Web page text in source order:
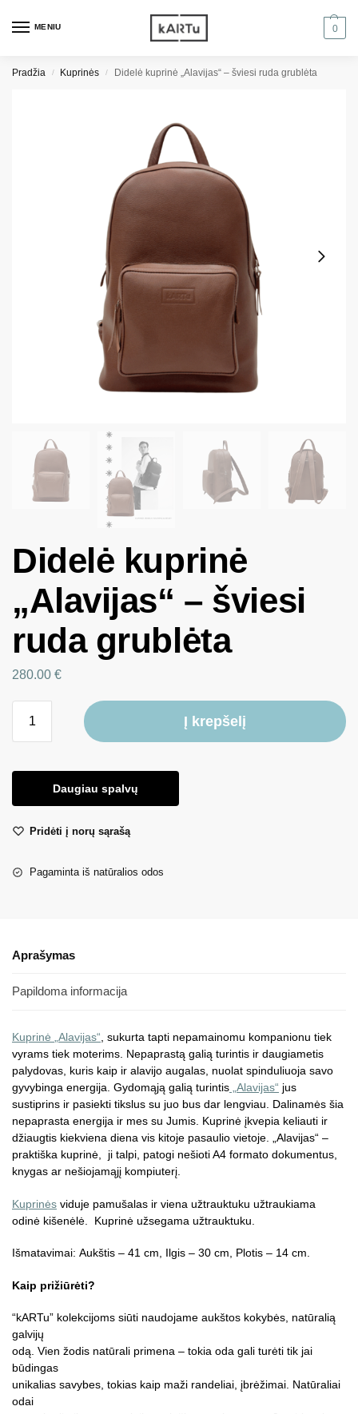
MENIU 0
Pradžia / Kuprinės / Didelė kuprinė „Alavijas“ – šviesi ruda grublėta
Didelė kuprinė
„Alavijas“ – šviesi
ruda grublėta
280.00 €
Į krepšelį
Daugiau spalvų
Pridėti į norų sąrašą
Pagaminta iš natūralios odos
Aprašymas
Papildoma informacija
Kuprinė „Alavijas“, sukurta tapti nepamainomu kompanionu tiek
vyrams tiek moterims. Nepaprastą galią turintis ir daugiametis
palydovas, kuris kaip ir alavijo augalas, nuolat spinduliuoja savo
gyvybinga energija. Gydomąją galią turintis „Alavijas“ jus
sustiprins ir pasiekti tikslus su juo bus dar lengviau. Dalinamės šia
nepaprasta energija ir mes su Jumis. Kuprinė įkvepia keliauti ir
džiaugtis kiekviena diena vis kitoje pasaulio vietoje. „Alavijas“ –
praktiška kuprinė,
ji talpi, patogi nešioti A4 formato dokumentus,
knygas ar nešiojamąjį kompiuterį.
Kuprinės viduje pamušalas ir viena užtrauktuku užtraukiama
odinė kišenėlė. Kuprinė užsegama užtrauktuku.
Išmatavimai: Aukštis – 41 cm, Ilgis – 30 cm, Plotis – 14 cm.
Kaip prižiūrėti?
“kARTu” kolekcijoms siūti naudojame aukštos kokybės, natūralią
galvijų
odą. Vien žodis natūrali primena – tokia oda gali turėti tik jai
būdingas
unikalias savybes, tokias kaip maži randeliai, įbrėžimai. Natūraliai
odai